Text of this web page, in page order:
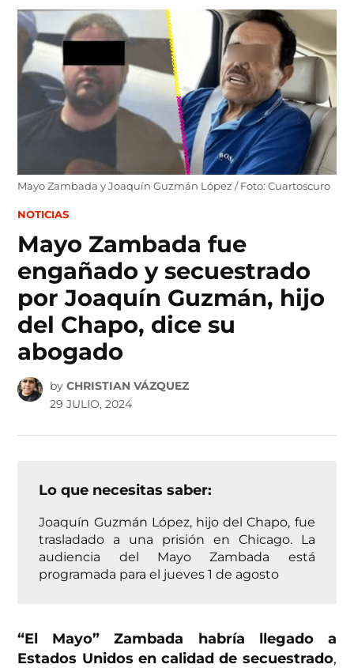
content
Mayo Zambada y Joaquín Guzmán López / Foto: Cuartoscuro
POSTED
NOTICIAS
Mayo Zambada fue
engañado y secuestrado
por Joaquín Guzmán, hijo
del Chapo, dice su
abogado
by CHRISTIAN VÁZQUEZ
29 JULIO, 2024
Lo que necesitas saber:
Joaquín Guzmán López, hijo del Chapo, fue
trasladado a una prisión en Chicago. La
audiencia del Mayo Zambada está
programada para el jueves 1 de agosto
“El Mayo” Zambada habría llegado a
Estados Unidos en calidad de secuestrado,